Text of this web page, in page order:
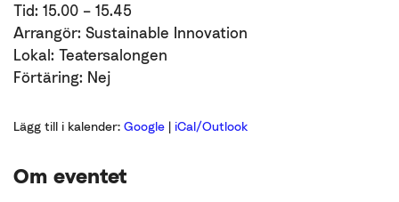
Tid: 15.00 – 15.45
Arrangör: Sustainable Innovation
Lokal: Teatersalongen
Förtäring: Nej
Lägg till i kalender: Google | iCal/Outlook
Om eventet